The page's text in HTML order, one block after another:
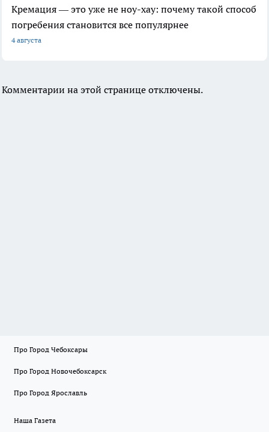
Кремация — это уже не ноу-хау: почему такой способ
погребения становится все популярнее
4 августа
Комментарии на этой странице отключены.
Про Город Чебоксары
Про Город Новочебоксарск
Про Город Ярославль
Наша Газета